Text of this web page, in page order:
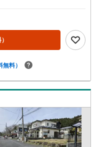
無料）